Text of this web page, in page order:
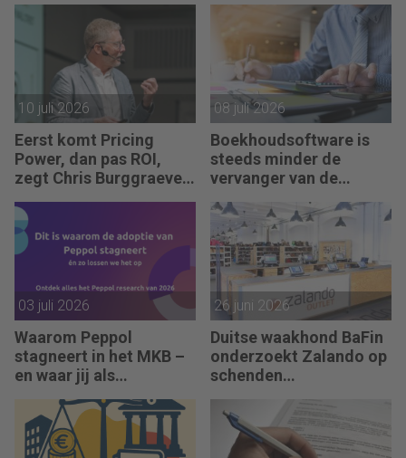
10 juli 2026
Eerst komt Pricing
Power, dan pas ROI,
zegt Chris Burggraeve
InBev)
08 juli 2026
Boekhoudsoftware is
steeds minder de
vervanger van de
03 juli 2026
Waarom Peppol
stagneert in het MKB –
en waar jij als
maakt
26 juni 2026
Duitse waakhond BaFin
onderzoekt Zalando op
schenden